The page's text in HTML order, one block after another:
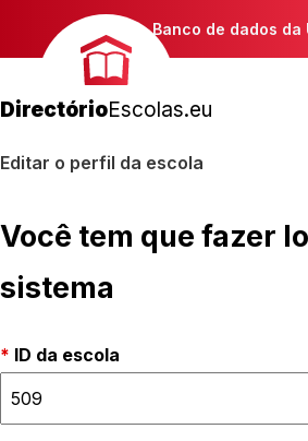
Banco de dados da
DirectórioEscolas.eu
Editar o perfil da escola
Você tem que fazer
sistema
ID da escola